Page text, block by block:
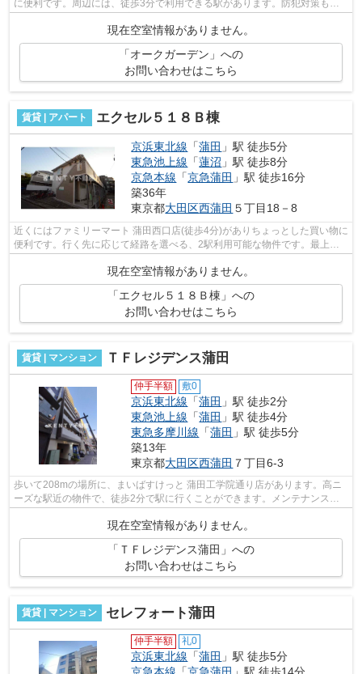
に便利です。周辺には、徒歩3分で利用できる駅があります。防犯対策もバ
現在空室情報がありません。
「オークガーデン」への
お問い合わせはこちら
賃貸 | アパート エクセル５１８Ｂ棟
京浜東北線 「蒲田 」駅 徒歩5分
東急池上線 「蓮沼 」駅 徒歩8分
京急本線 「京急蒲田 」駅 徒歩16分
築36年
東京都大田区西蒲田 ５丁目18－8
近くにはファミリーマート 蒲田西口店(徒歩4分)がありちょっとした買い物に
便利です。行く先に応じて経路を選べる、2駅利用可能な物件です。最上階
の物件です。始発駅に近いので、朝の...
現在空室情報がありません。
「エクセル５１８Ｂ棟」への
お問い合わせはこちら
賃貸 | マンション ＴＦレジデンス蒲田
仲手半額 敷0
京浜東北線 「蒲田 」駅 徒歩2分
東急池上線 「蒲田 」駅 徒歩4分
東急多摩川線 「蒲田 」駅 徒歩5分
築13年
東京都大田区西蒲田 ７丁目6-3
歩いて208mの場所に、まいばすけっと 蒲田工学院通り店があります。高ニ
ーズな駅近の物件で、徒歩2分で駅に行くことができます。メンテナンスの
現在空室情報がありません。
「ＴＦレジデンス蒲田」への
お問い合わせはこちら
賃貸 | マンション セレフォート蒲田
仲手半額 礼0
京浜東北線 「蒲田 」駅 徒歩5分